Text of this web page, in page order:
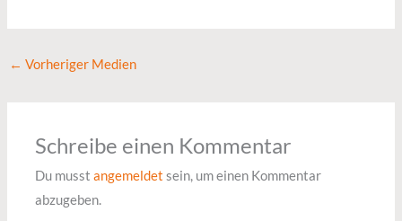
← Vorheriger Medien
Schreibe einen Kommentar
Du musstangemeldet sein, um einen Kommentar
abzugeben.